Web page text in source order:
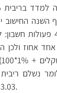
השנה החישוב
יותר אך עדיין במסגרת 4
אחוז ולכן
3.03 + 101 = 104.03.